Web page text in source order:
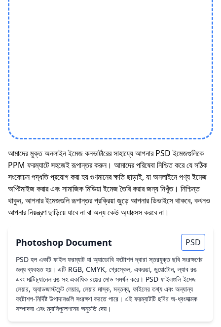
আমাদের মুক্ত অনলাইন ইমেজ কনভার্টারের সাহায্যে আপনার PSD ইমেজগুলিকে
PPM ফরম্যাটে সহজেই রূপান্তর করুন। আমাদের পরিষেবা নিশ্চিত করে যে সঠিক
সংকোচন পদ্ধতি প্রয়োগ করা হয় গুণমানের ক্ষতি ছাড়াই, যা অনলাইনে পণ্য ইমেজ
অপ্টিমাইজ করার এবং সামাজিক মিডিয়া ইমেজ তৈরি করার জন্য নিখুঁত। নিশ্চিন্ত
থাকুন, আপনার ইমেজগুলি রূপান্তর প্রক্রিয়া জুড়ে আপনার ডিভাইসে থাকবে, কখনও
আপনার নিয়ন্ত্রণ ছাড়িয়ে যাবে না বা অন্য কেউ অ্যাক্সেস করবে না।
Photoshop Document PSD
PSD হল একটি ফাইল ফরম্যাট যা অ্যাডোবি ফটোশপ দ্বারা স্তরযুক্ত ছবি সংরক্ষণের
জন্য ব্যবহৃত হয়। এটি RGB, CMYK, গ্রেস্কেল, একরঙা, ডুয়োটোন, ল্যাব রঙ
এবং মাল্টিচ্যানেল রঙ সহ একাধিক রঙের মোড সমর্থন করে। PSD ফাইলগুলি ইমেজ
লেয়ার, অ্যাডজাস্টমেন্ট লেয়ার, লেয়ার মাস্ক, মন্তব্য, ফাইলের তথ্য এবং অন্যান্য
ফটোশপ-নির্দিষ্ট উপাদানগুলি সংরক্ষণ করতে পারে। এই ফরম্যাটটি ছবির অ-ধ্বংসাত্মক
সম্পাদনা এবং ম্যানিপুলেশনের অনুমতি দেয়।